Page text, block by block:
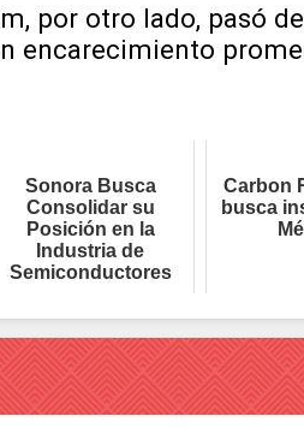
por otro lado, pasó
encarecimiento
Sonora Busca
Consolidar su
Posición en la
Industria de
Semiconductores
Carbon
busca